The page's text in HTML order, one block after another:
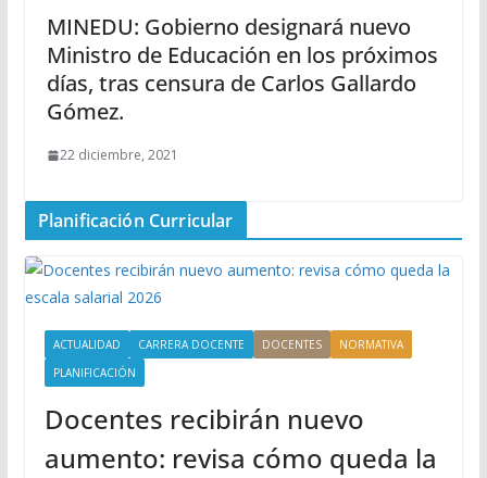
MINEDU: Gobierno designará nuevo
Ministro de Educación en los próximos
días, tras censura de Carlos Gallardo
Gómez.
22 diciembre, 2021
Planificación Curricular
ACTUALIDAD CARRERA DOCENTE DOCENTES
NORMATIVA
PLANIFICACIÓN
Docentes recibirán nuevo
aumento: revisa cómo queda la